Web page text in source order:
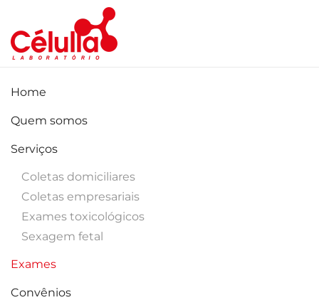
Skip to main content
Home
Quem somos
Serviços
Coletas domiciliares
Coletas empresariais
Exames toxicológicos
Sexagem fetal
Exames
Convênios